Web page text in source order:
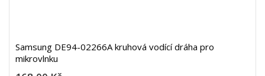
Samsung DE94-02266A kruhová vodící dráha pro
mikrovlnku